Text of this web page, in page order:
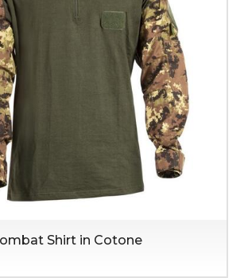
Shirt in Cotone